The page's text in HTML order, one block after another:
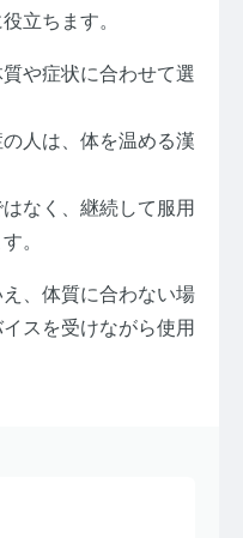
立ちます。
や症状に合わせて選
人は、体を温める漢
なく、継続して服用
。
、体質に合わない場
スを受けながら使用